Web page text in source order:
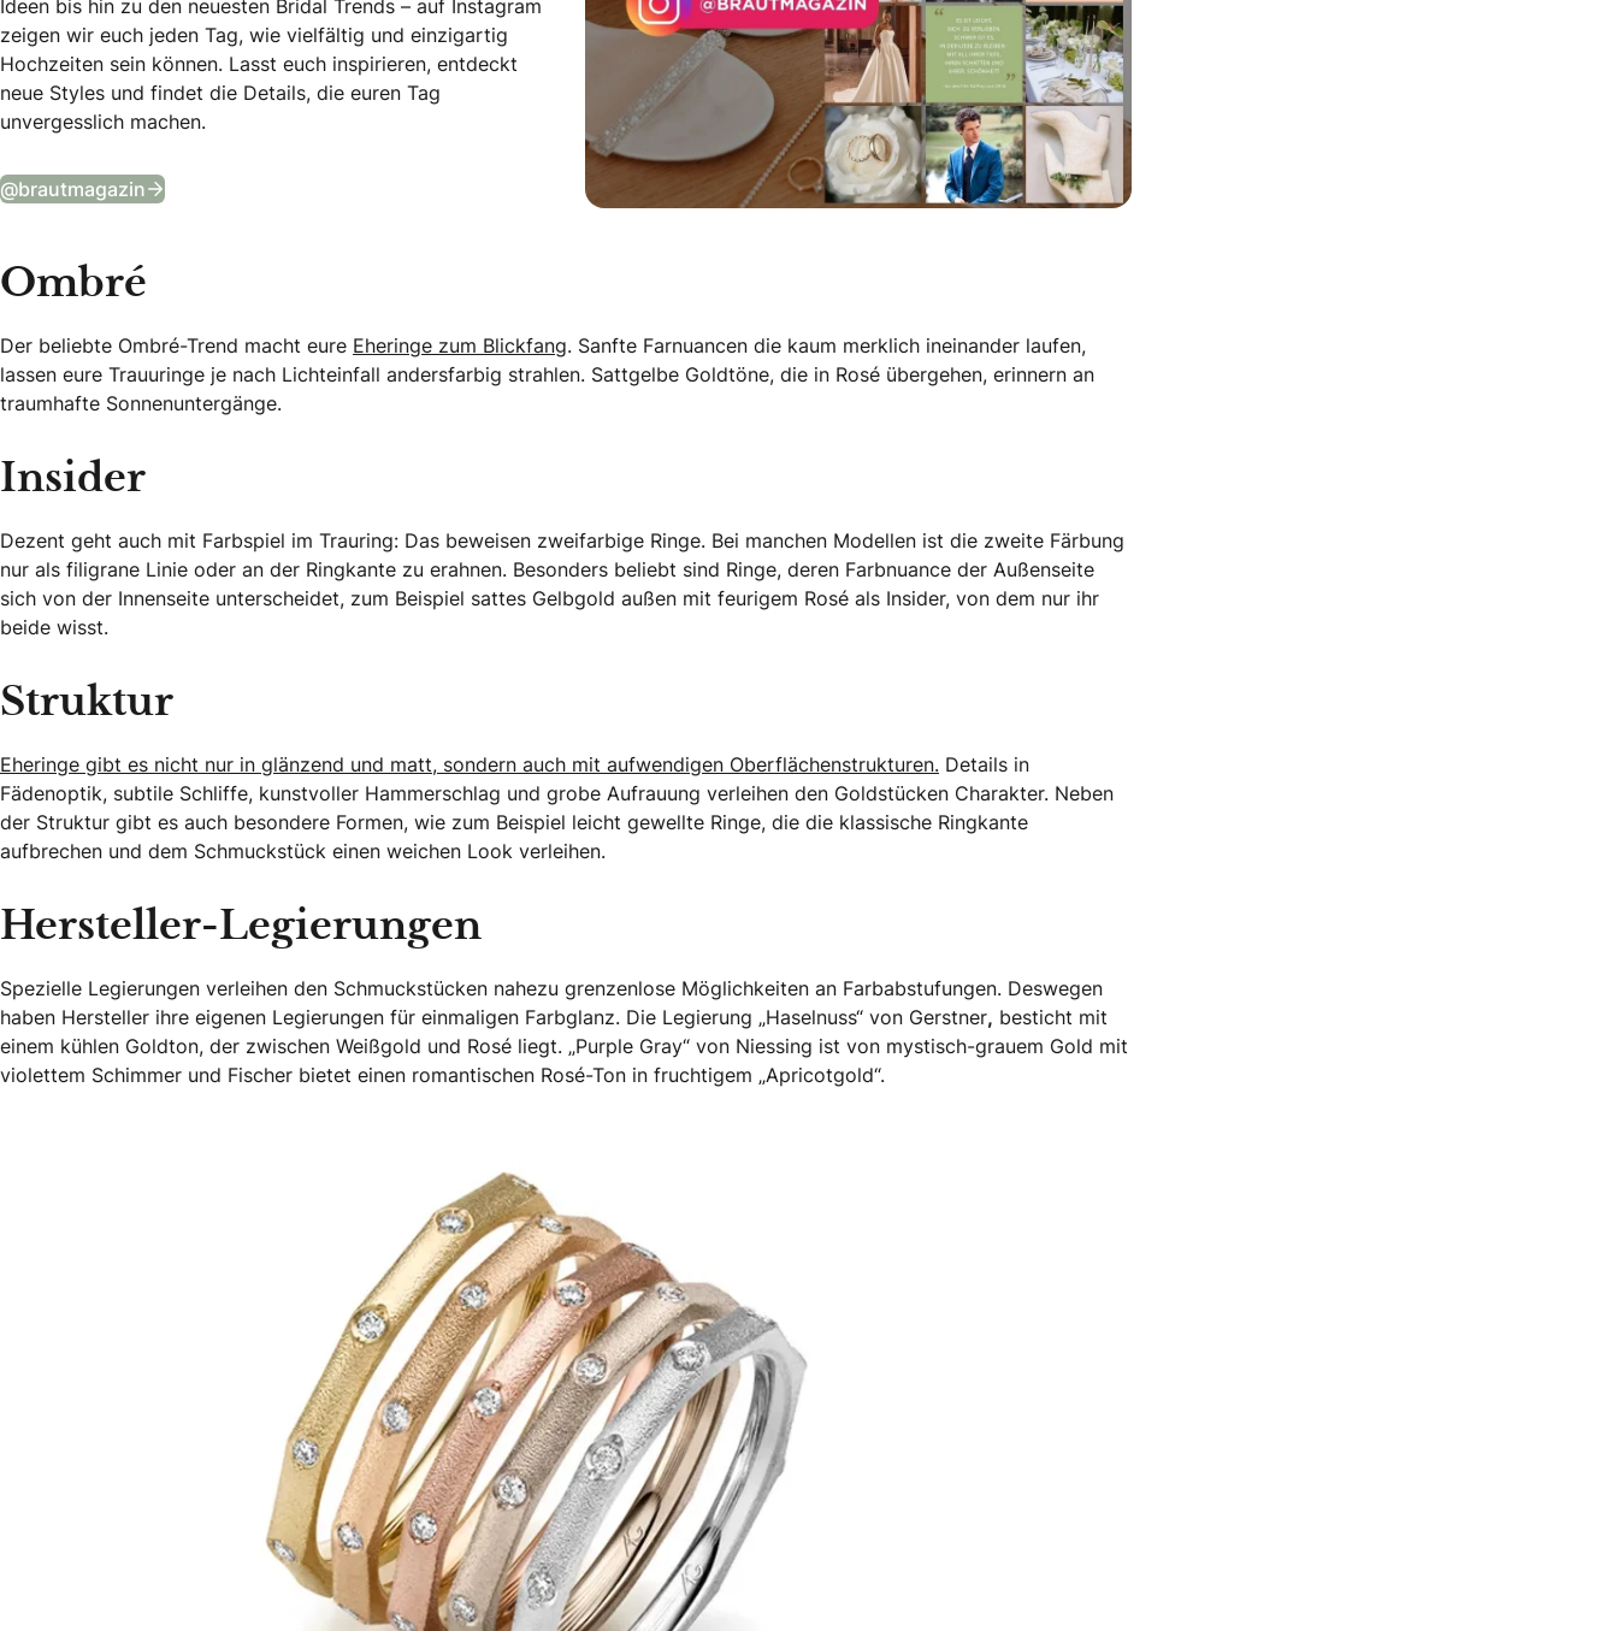
Ideen bis hin zu den neuesten Bridal Trends – auf Instagram
zeigen wir euch jeden Tag, wie vielfältig und einzigartig
Hochzeiten sein können. Lasst euch inspirieren, entdeckt
neue Styles und findet die Details, die euren Tag
unvergesslich machen.
@brautmagazin
Ombré
Der beliebte Ombré-Trend macht eure Eheringe zum Blickfang. Sanfte Farnuancen die kaum merklich ineinander laufen,
lassen eure Trauuringe je nach Lichteinfall andersfarbig strahlen. Sattgelbe Goldtöne, die in Rosé übergehen, erinnern an
traumhafte Sonnenuntergänge.
Insider
Dezent geht auch mit Farbspiel im Trauring: Das beweisen zweifarbige Ringe. Bei manchen Modellen ist die zweite Färbung
nur als filigrane Linie oder an der Ringkante zu erahnen. Besonders beliebt sind Ringe, deren Farbnuance der Außenseite
sich von der Innenseite unterscheidet, zum Beispiel sattes Gelbgold außen mit feurigem Rosé als Insider, von dem nur ihr
beide wisst.
Struktur
Eheringe gibt es nicht nur in glänzend und matt, sondern auch mit aufwendigen Oberflächenstrukturen. Details in
Fädenoptik, subtile Schliffe, kunstvoller Hammerschlag und grobe Aufrauung verleihen den Goldstücken Charakter. Neben
der Struktur gibt es auch besondere Formen, wie zum Beispiel leicht gewellte Ringe, die die klassische Ringkante
aufbrechen und dem Schmuckstück einen weichen Look verleihen.
Hersteller-Legierungen
Spezielle Legierungen verleihen den Schmuckstücken nahezu grenzenlose Möglichkeiten an Farbabstufungen. Deswegen
haben Hersteller ihre eigenen Legierungen für einmaligen Farbglanz. Die Legierung „Haselnuss“ von Gerstner, besticht mit
einem kühlen Goldton, der zwischen Weißgold und Rosé liegt. „Purple Gray“ von Niessing ist von mystisch-grauem Gold mit
violettem Schimmer und Fischer bietet einen romantischen Rosé-Ton in fruchtigem „Apricotgold“.